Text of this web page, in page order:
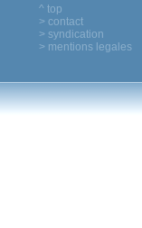
^ top
> contact
> syndication
> mentions legales